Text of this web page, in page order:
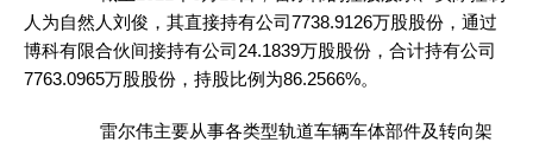
人为自然人刘俊，其直接持有公司7738.9126万股股份，通过
博科有限合伙间接持有公司24.1839万股股份，合计持有公司
7763.0965万股股份，持股比例为86.2566%。
雷尔伟主要从事各类型轨道车辆车体部件及转向架